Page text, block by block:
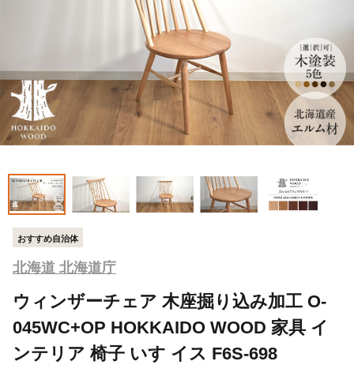
おすすめ自治体
北海道 北海道庁
ウィンザーチェア 木座掘り込み加工 O-
045WC+OP HOKKAIDO WOOD 家具 イ
ンテリア 椅子 いす イス F6S-698